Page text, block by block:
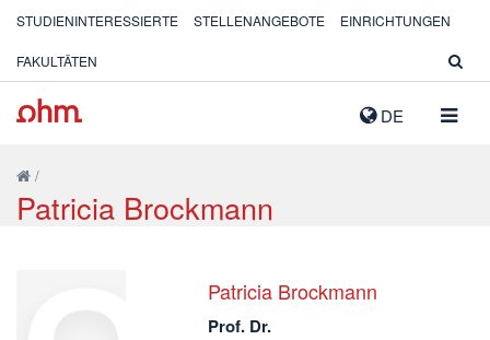
DE
STUDIENINTERESSIERTE STELLENANGEBOTE EINRICHTUNGEN
FAKULTÄTEN
/
Patricia Brockmann
Patricia Brockmann
Prof. Dr.